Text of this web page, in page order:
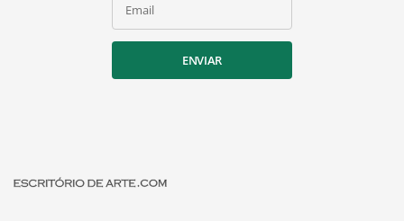
Email
ENVIAR